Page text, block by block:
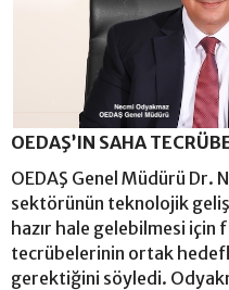
OEDAŞ’IN SAHA
OEDAŞ Genel Müdürü Dr.
sektörünün teknolojik
hazır hale gelebilmesi için
tecrübelerinin ortak
gerektiğini söyledi.